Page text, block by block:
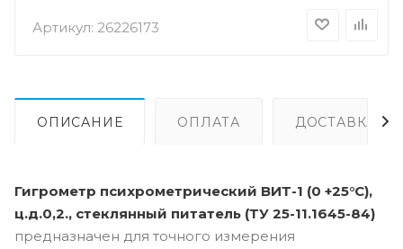
Артикул: 26226173
ОПИСАНИЕ ОПЛАТА ДОСТАВКА
Гигрометр психрометрический ВИТ-1 (0 +25°C),
ц.д.0,2., стеклянный питатель (ТУ 25-11.1645-84)
предназначен для точного измерения